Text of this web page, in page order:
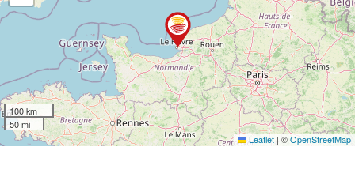
100 km
50 mi
Leaflet | ©OpenStreetMap